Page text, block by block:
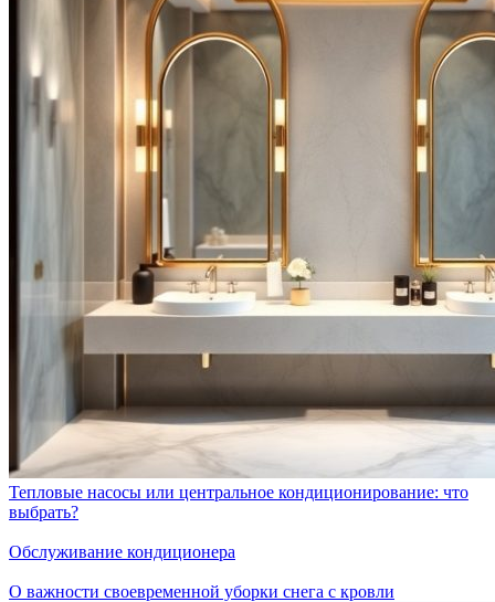
Тепловые насосы или центральное кондиционирование: что
выбрать?
Обслуживание кондиционера
О важности своевременной уборки снега с кровли